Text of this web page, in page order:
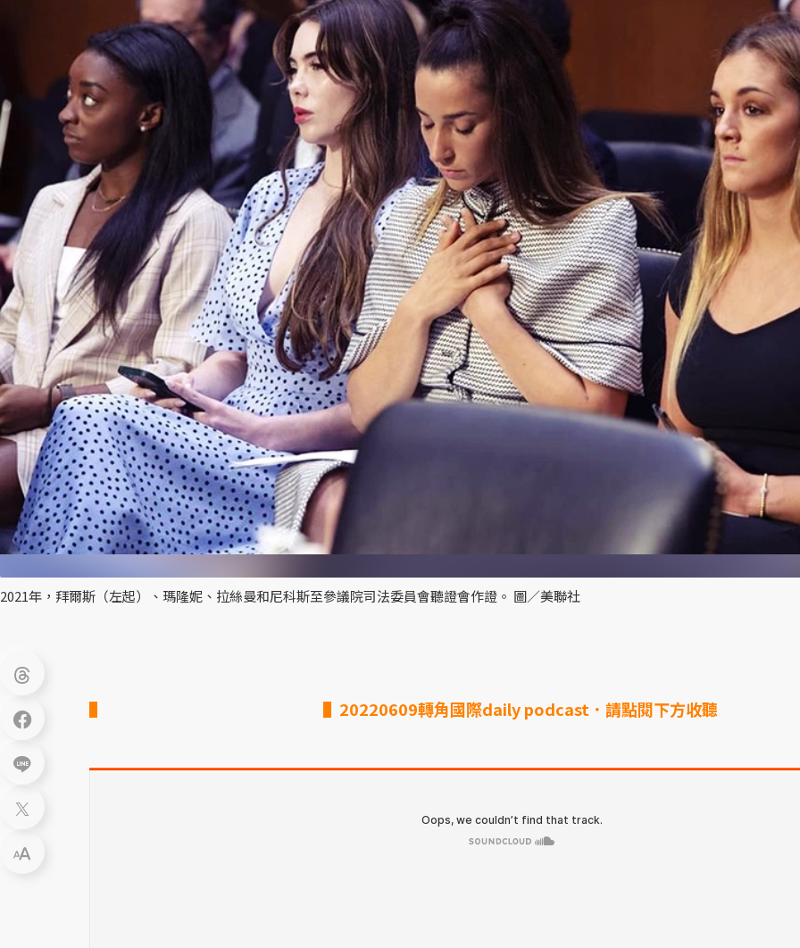
2021年，拜爾斯（左起）、瑪隆妮、拉絲曼和尼科斯至參議院司法委員會聽證會作證。 圖／美聯社
▌20220609轉角國際daily podcast．請點閱下方收聽